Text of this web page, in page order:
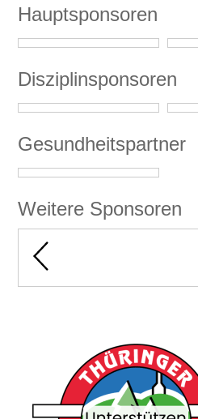
Hauptsponsoren
Disziplinsponsoren
Gesundheitspartner
Weitere Sponsoren